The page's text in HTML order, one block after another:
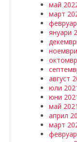
май
март
януари
август
юли
юни
май 2021
април
март